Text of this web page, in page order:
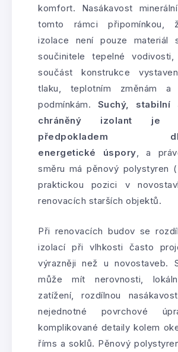
komfort. Nasákavost
tomto rámci připomínkou,
izolace není pouze materiál
součinitele tepelné
součást konstrukce
tlaku, teplotním změnám a
podmínkám. Suchý, stabilní
chráněný izolant je
předpokladem
energetické úspory, a
směru má pěnový polystyren
praktickou pozici v
renovacích starších objektů.
Při renovacích budov se
izolací při vlhkosti často
výrazněji než u novostaveb.
může mít nerovnosti,
zatížení, rozdílnou
nejednotné povrchové
komplikované detaily kolem
říms a soklů. Pěnový